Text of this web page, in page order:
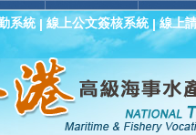
系統| 線上公文簽核系統|線上